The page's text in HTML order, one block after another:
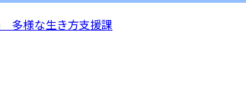
様な生き方支援課